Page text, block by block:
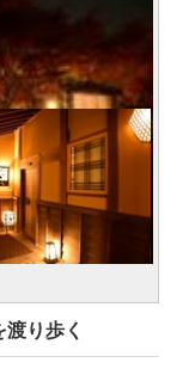
り歩く